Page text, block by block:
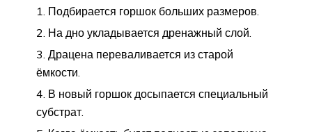
Подбирается горшок больших размеров.
На дно укладывается дренажный слой.
Драцена переваливается из старой
ёмкости.
В новый горшок досыпается специальный
субстрат.